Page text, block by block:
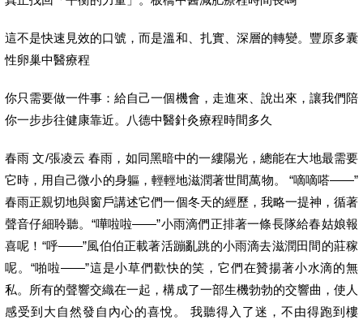
這不是快速見效的口號，而是溫和、扎實、深層的轉變。豐原多囊
性卵巢中醫療程
你只需要做一件事：給自己一個機會，走進來、說出來，讓我們陪
你一步步往健康靠近。八德中醫針灸療程時間多久
春雨 文/張凌云 春雨，如同黑暗中的一縷陽光，總能在大地最需要
它時，用自己微小的身軀，輕輕地滋潤著世間萬物。 “嘀嘀嗒——”
春雨正親切地與窗戶講述它們一個冬天的經歷，我略一提神，循著
聲音仔細聆聽。“嘩啦啦——”小雨滴們正排著一條長隊給春姑娘報
喜呢！“呼——”風伯伯正載著活蹦亂跳的小雨滴去滋潤田間的莊稼
呢。“啪啦——”這是小草們歡快的笑，它們在贊揚著小水滴的無
私。所有的聲響交織在一起，構成了一部生機勃勃的交響曲，使人
感受到大自然發自內心的喜悅。 我聽得入了迷，不由得跑到樓